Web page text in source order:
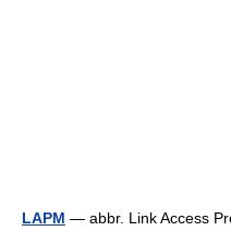
LAPM — abbr. Link Access